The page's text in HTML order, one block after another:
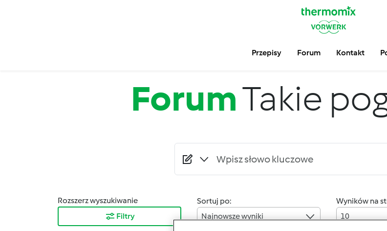
Przepisy Forum Kontakt
ForumTakie
Rozszerz wyszukiwanie
Filtry
Sortuj po:
Najnowsze wyniki
Wyników na
10